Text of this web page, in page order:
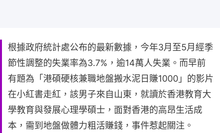
根據政府統計處公布的最新數據，今年3月至5月經季
節性調整的失業率為3.7%，逾14萬人失業。而早前
有題為「港碩硬核兼職地盤搬水泥日賺1000」的影片
在小紅書走紅，該男子來自山東，就讀於香港教育大
學教育與發展心理學碩士，面對香港的高昂生活成
本，需到地盤做體力粗活賺錢，事件惹起關注。